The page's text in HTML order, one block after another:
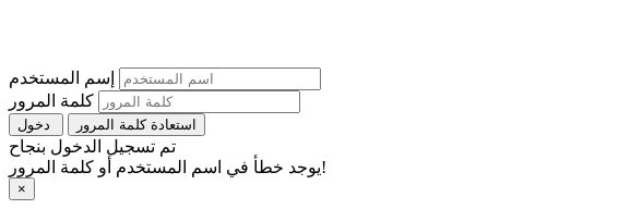
إسم المستخدم
كلمة المرور
استعادة كلمة المرور
تم تسجيل الدخول بنجاح
يوجد خطأ في اسم المستخدم أو كلمة المرور!
×